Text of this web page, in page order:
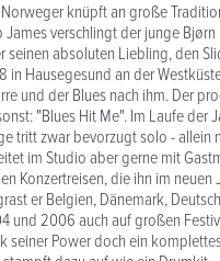
knüpft an große
James verschlingt der junge
seinen absoluten Liebling, den
in Hausegesund an der
und der Blues nach ihm. Der
"Blues Hit Me". Im Laufe der
tritt zwar bevorzugt solo - allein
im Studio aber gerne mit
Konzertreisen, die ihn im
er Belgien, Dänemark,
und 2006 auch auf großen
seiner Power doch ein